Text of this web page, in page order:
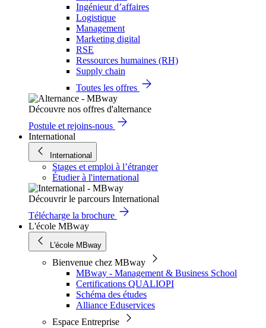
Ingénieur d’affaires
Logistique
Management
Marketing digital
RSE
Ressources humaines (RH)
Supply chain
Toutes les offres
Découvre nos offres d'alternance
Postule et rejoins-nous
International
International
Stages et emploi à l’étranger
Étudier à l'international
Découvrir le parcours International
Télécharge la brochure
L'école MBway
L'école MBway
Bienvenue chez MBway
MBway - Management & Business School
Certifications QUALIOPI
Schéma des études
Alliance Eduservices
Espace Entreprise